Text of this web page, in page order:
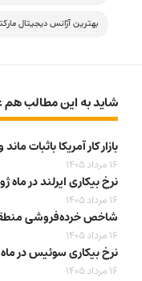
بهترین آژانس دیجیتال
شاید به این مطالب هم
بازار کار آمریکا باثبات
16 مرداد 1405
نرخ بیکاری ایرلند در ماه ژوئیه به ۵/۱
16 مرداد 1405
شاخص خرده‌فروشی
16 مرداد 1405
نرخ بیکاری سوئیس در ماه ژوئیه به
16 مرداد 1405